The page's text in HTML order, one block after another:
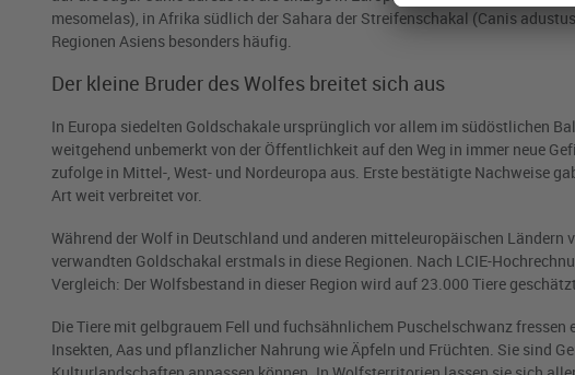
mesomelas), in Afrika südlich der Sahara der Streifenschakal (Canis
Regionen Asiens besonders häufig.
Der kleine Bruder des Wolfes breitet sich aus
In Europa siedelten Goldschakale ursprünglich vor allem im südöstlichen
weitgehend unbemerkt von der Öffentlichkeit auf den Weg in immer neue
zufolge in Mittel-, West- und Nordeuropa aus. Erste bestätigte Nachweise
Art weit verbreitet vor.
Während der Wolf in Deutschland und anderen mitteleuropäischen
verwandten Goldschakal erstmals in diese Regionen. Nach LCIE-
Vergleich: Der Wolfsbestand in dieser Region wird auf 23.000 Tiere geschätzt.
Die Tiere mit gelbgrauem Fell und fuchsähnlichem Puschelschwanz
Insekten, Aas und pflanzlicher Nahrung wie Äpfeln und Früchten. Sie sind